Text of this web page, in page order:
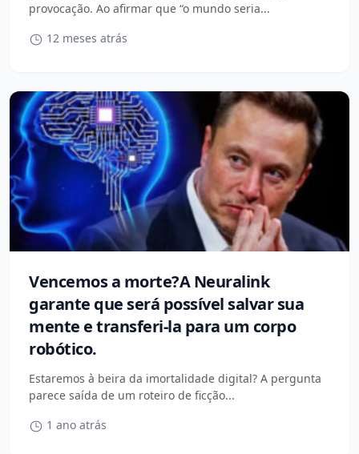
provocação. Ao afirmar que “o mundo seria...
12 meses atrás
Vencemos a morte?A Neuralink
garante que será possível salvar sua
mente e transferi-la para um corpo
robótico.
Estaremos à beira da imortalidade digital? A pergunta
parece saída de um roteiro de ficção...
1 ano atrás